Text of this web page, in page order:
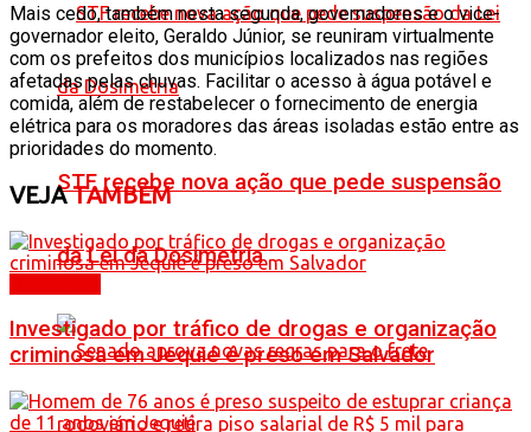
STF recebe nova ação que pede suspensão
da Lei da Dosimetria
Mais cedo, também nesta segunda, governadores e o vice-
governador eleito, Geraldo Júnior, se reuniram virtualmente
com os prefeitos dos municípios localizados nas regiões
afetadas pelas chuvas. Facilitar o acesso à água potável e
comida, além de restabelecer o fornecimento de energia
elétrica para os moradores das áreas isoladas estão entre as
prioridades do momento.
VEJATAMBÉM
Investigado por tráfico de drogas e organização
criminosa em Jequié é preso em Salvador